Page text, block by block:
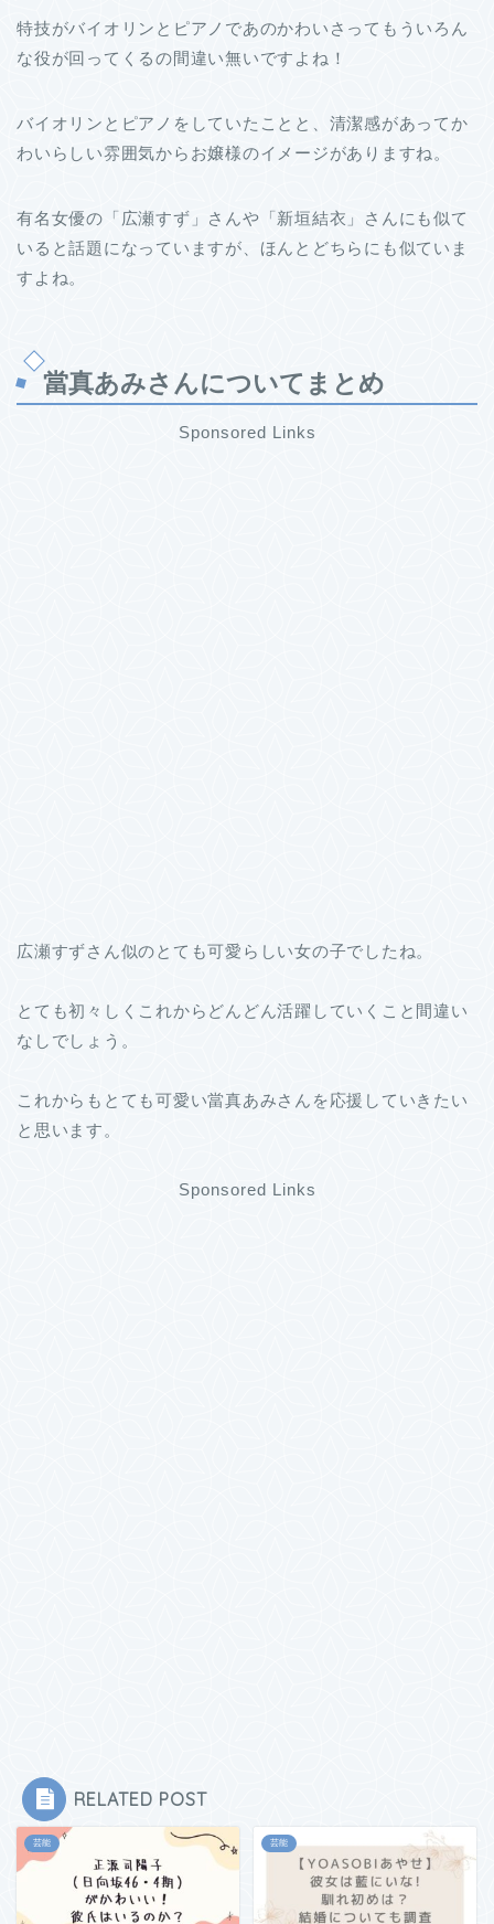
特技がバイオリンとピアノであのかわいさってもういろん
な役が回ってくるの間違い無いですよね！
バイオリンとピアノをしていたことと、清潔感があってか
わいらしい雰囲気からお嬢様のイメージがありますね。
有名女優の「広瀬すず」さんや「新垣結衣」さんにも似て
いると話題になっていますが、ほんとどちらにも似ていま
すよね。
當真あみさんについてまとめ
Sponsored Links
広瀬すずさん似のとても可愛らしい女の子でしたね。
とても初々しくこれからどんどん活躍していくこと間違い
なしでしょう。
これからもとても可愛い當真あみさんを応援していきたい
と思います。
Sponsored Links
RELATED POST
芸能 芸能